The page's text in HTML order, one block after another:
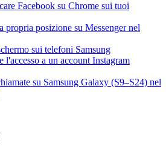
Facebook su Chrome sui tuoi
propria posizione su Messenger nel
sui telefoni Samsung
l'accesso a un account Instagram
su Samsung Galaxy (S9–S24) nel